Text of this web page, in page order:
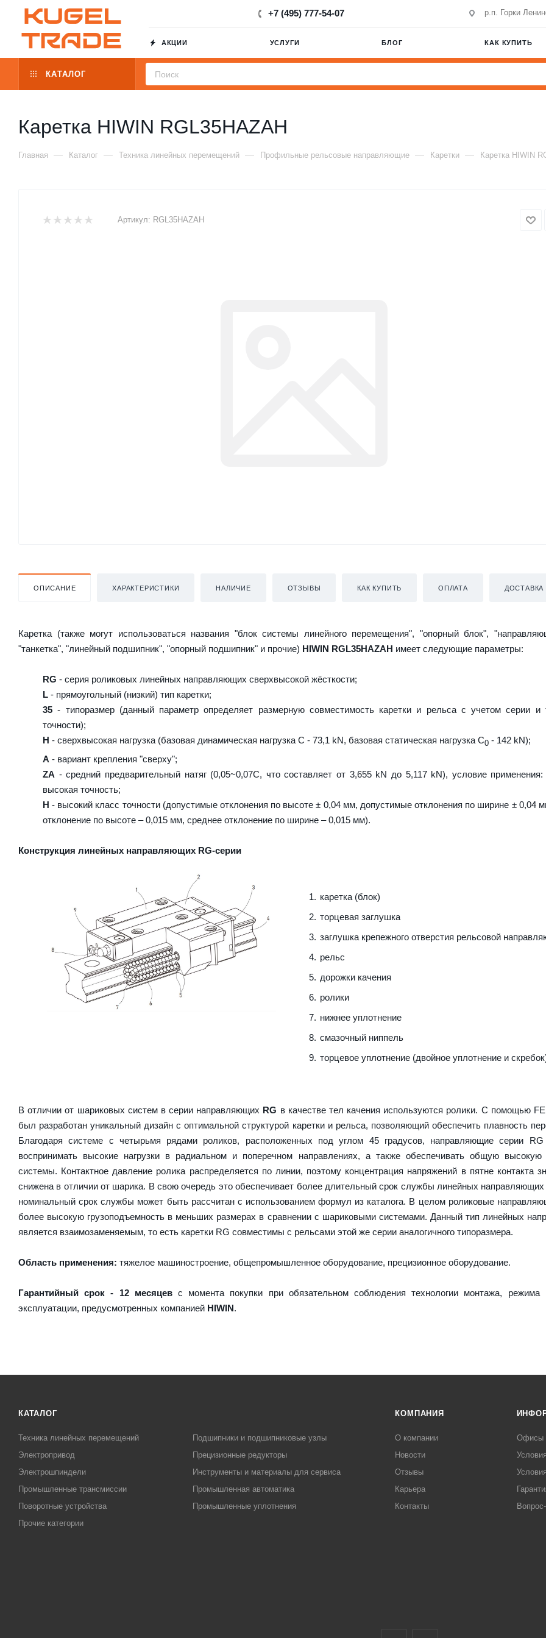
+7 (495) 777-54-07 р.п. Горки
АКЦИИ УСЛУГИ БЛОГ КАК КУПИТЬ
КАТАЛОГ
Каретка HIWIN RGL35HAZAH
Главная — Каталог — Техника линейных перемещений — Профильные рельсовые направляющие — Каретки — Каретка HIWIN
Артикул: RGL35HAZAH
ОПИСАНИЕ ХАРАКТЕРИСТИКИ НАЛИЧИЕ ОТЗЫВЫ КАК КУПИТЬ ОПЛАТА ДОСТАВКА
Каретка (также могут использоваться названия "блок системы линейного перемещения", "опорный блок",
"танкетка", "линейный подшипник", "опорный подшипник" и прочие) HIWIN RGL35HAZAH имеет следующие параметры:
RG - серия роликовых линейных направляющих сверхвысокой жёсткости;
L - прямоугольный (низкий) тип каретки;
35 - типоразмер (данный параметр определяет размерную совместимость каретки и рельса с учетом серии и
точности);
H - сверхвысокая нагрузка (базовая динамическая нагрузка C - 73,1 kN, базовая статическая нагрузка С0 - 142 kN);
A - вариант крепления "сверху";
ZA - средний предварительный натяг (0,05~0,07C, что составляет от 3,655 kN до 5,117 kN), условие применения:
высокая точность;
H - высокий класс точности (допустимые отклонения по высоте ± 0,04 мм, допустимые отклонения по ширине ± 0,04
отклонение по высоте – 0,015 мм, среднее отклонение по ширине – 0,015 мм).
Конструкция линейных направляющих RG-серии
каретка (блок)
торцевая заглушка
заглушка крепежного отверстия рельсовой
рельс
дорожки качения
ролики
нижнее уплотнение
смазочный ниппель
торцевое уплотнение (двойное уплотнение и
В отличии от шариковых систем в серии направляющих RG в качестве тел качения используются ролики. С помощью
был разработан уникальный дизайн с оптимальной структурой каретки и рельса, позволяющий обеспечить плавность
Благодаря системе с четырьмя рядами роликов, расположенных под углом 45 градусов, направляющие серии
воспринимать высокие нагрузки в радиальном и поперечном направлениях, а также обеспечивать общую высокую
системы. Контактное давление ролика распределяется по линии, поэтому концентрация напряжений в пятне контакта
снижена в отличии от шарика. В свою очередь это обеспечивает более длительный срок службы линейных направляющих
номинальный срок службы может быть рассчитан с использованием формул из каталога. В целом роликовые
более высокую грузоподъемность в меньших размерах в сравнении с шариковыми системами. Данный тип линейных
является взаимозаменяемым, то есть каретки RG совместимы с рельсами этой же серии аналогичного типоразмера.
Область применения: тяжелое машиностроение, общепромышленное оборудование, прецизионное оборудование.
Гарантийный срок - 12 месяцевс момента покупки при обязательном соблюдения технологии монтажа, режима
эксплуатации, предусмотренных компанией HIWIN.
КАТАЛОГ
Техника линейных перемещений
Подшипники и подшипниковые узлы
Электропривод
Прецизионные редукторы
Электрошпиндели
Инструменты и материалы для сервиса
Промышленные трансмиссии
Промышленная автоматика
Поворотные устройства
Промышленные уплотнения
Прочие категории
КОМПАНИЯ
О компании
Новости
Отзывы
Карьера
Контакты
Офисы